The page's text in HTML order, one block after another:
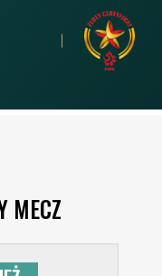
I
MECZ